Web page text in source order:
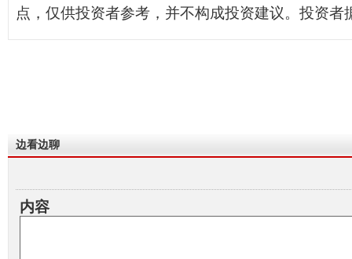
点，仅供投资者参考，并不构成投资建议。投资者
边看边聊
内容